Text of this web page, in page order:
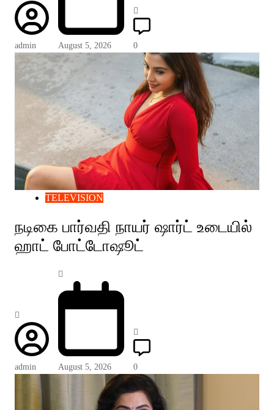
admin August 5, 2026 0
TELEVISION
நடிகை பார்வதி நாயர் ஷார்ட் உடையில்
ஹாட் போட்டோஷூட்
admin August 5, 2026 0